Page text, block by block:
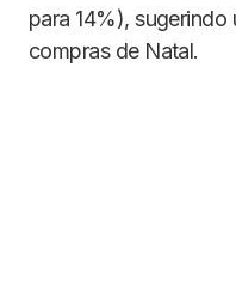
para 14%),
compras de Natal.